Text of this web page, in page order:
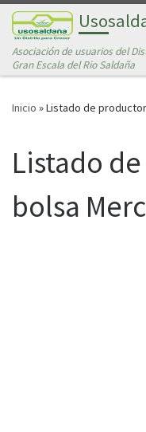
Saltar al contenido
Asociación de usuarios del
Gran Escala del Rio Saldaña
Inicio »Listado de
Listado
bolsa